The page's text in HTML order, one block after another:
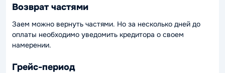
Возврат частями
Заем можно вернуть частями. Но за несколько дней до
оплаты необходимо уведомить кредитора о своем
намерении.
Грейс-период